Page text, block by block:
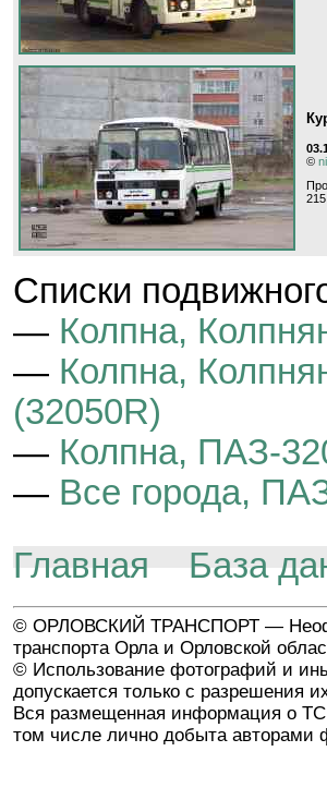
©
Cписки
— Колпна,
— Колпна,
(32050R)
— Колпна, ПАЗ-
— Все города,
Главная
База
© ОРЛОВСКИЙ ТРАНСПОРТ —
транспорта Орла и Орловской
© Использование фотографий и
допускается только с разрешения
Вся размещенная информация о ТС
том числе лично добыта авторами